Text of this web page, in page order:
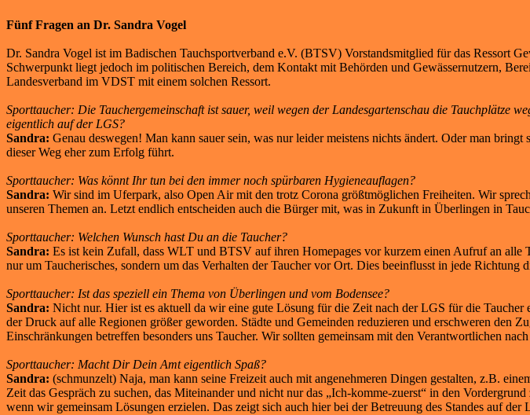
Fünf Fragen an Dr. Sandra Vogel
Dr. Sandra Vogel ist im Badischen Tauchsportverband e.V. (BTSV) Vorstandsmitglied für das Ressort
Schwerpunkt liegt jedoch im politischen Bereich, dem Kontakt mit Behörden und Gewässernutzern,
Landesverband im VDST mit einem solchen Ressort.
Sporttaucher: Die Tauchergemeinschaft ist sauer, weil wegen der Landesgartenschau die Tauchplätze
eigentlich auf der LGS?
Sandra: Genau deswegen! Man kann sauer sein, was nur leider meistens nichts ändert. Oder man
dieser Weg eher zum Erfolg führt.
Sporttaucher: Was könnt Ihr tun bei den immer noch spürbaren Hygieneauflagen?
Sandra: Wir sind im Uferpark, also Open Air mit den trotz Corona größtmöglichen Freiheiten. Wir
unseren Themen an. Letzt endlich entscheiden auch die Bürger mit, was in Zukunft in Überlingen in
Sporttaucher: Welchen Wunsch hast Du an die Taucher?
Sandra: Es ist kein Zufall, dass WLT und BTSV auf ihren Homepages vor kurzem einen Aufruf an alle
nur um Taucherisches, sondern um das Verhalten der Taucher vor Ort. Dies beeinflusst in jede
Sporttaucher: Ist das speziell ein Thema von Überlingen und vom Bodensee?
Sandra: Nicht nur. Hier ist es aktuell da wir eine gute Lösung für die Zeit nach der LGS für die
der Druck auf alle Regionen größer geworden. Städte und Gemeinden reduzieren und erschweren den
Einschränkungen betreffen besonders uns Taucher. Wir sollten gemeinsam mit den Verantwortlichen
Sporttaucher: Macht Dir Dein Amt eigentlich Spaß?
Sandra: (schmunzelt) Naja, man kann seine Freizeit auch mit angenehmeren Dingen gestalten, z.B.
Zeit das Gespräch zu suchen, das Miteinander und nicht nur das „Ich-komme-zuerst“ in den
wenn wir gemeinsam Lösungen erzielen. Das zeigt sich auch hier bei der Betreuung des Standes auf der